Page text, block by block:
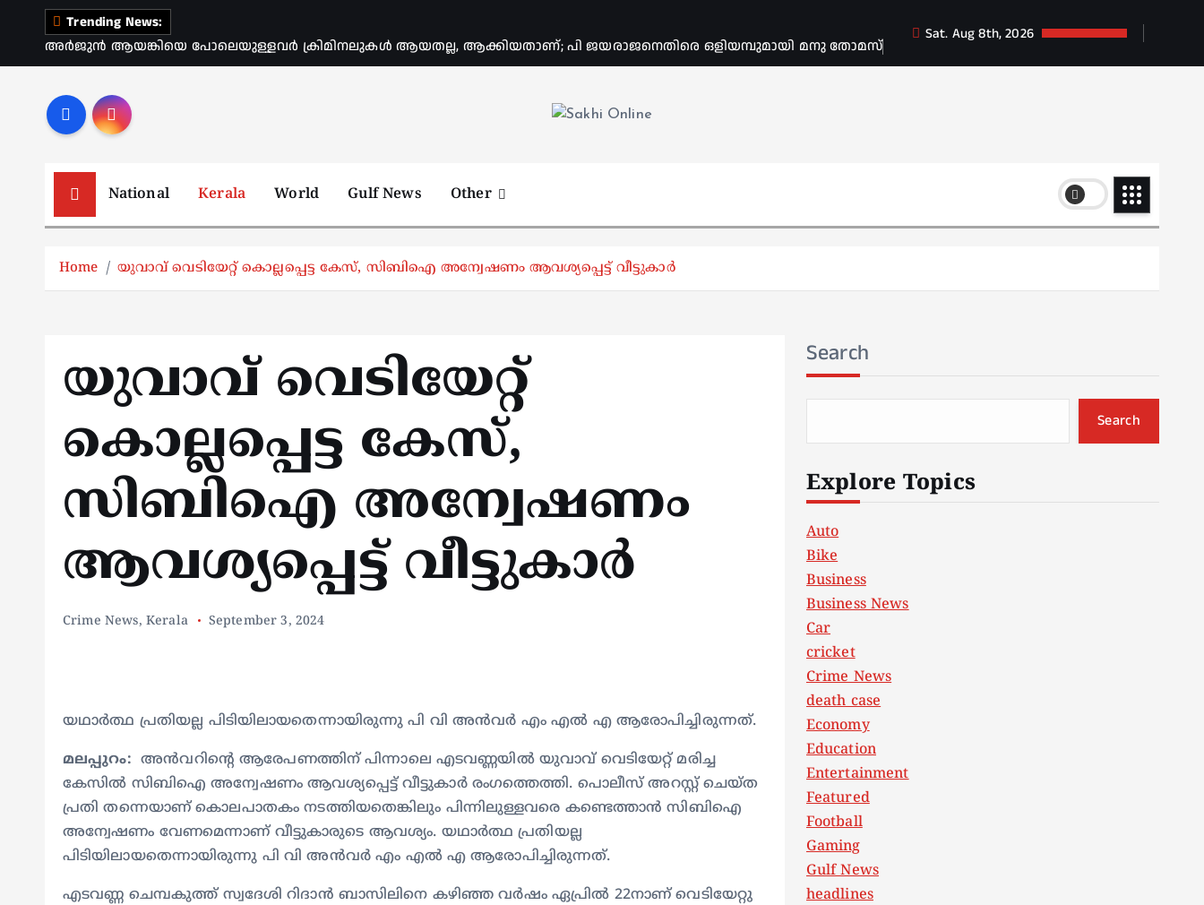
Trending News:
അർജുൻ ആയങ്കിയെ പോലെയുള്ളവർ ക്രിമിനലുകൾ ആയതല്ല, ആക്കിയതാണ്; പി ജയരാജനെതിരെ ഒളിയമ്പുമായി മനു തോമസ്
Sat. Aug 8th, 2026
National Kerala World Gulf News Other
Home യുവാവ് വെടിയേറ്റ് കൊല്ലപ്പെട്ട കേസ്, സിബിഐ അന്വേഷണം ആവശ്യപ്പെട്ട് വീട്ടുകാര്‍
യുവാവ് വെടിയേറ്റ്
കൊല്ലപ്പെട്ട കേസ്,
സിബിഐ അന്വേഷണം
ആവശ്യപ്പെട്ട് വീട്ടുകാര്‍
Crime News, Kerala September 3, 2024
യഥാര്‍ത്ഥ പ്രതിയല്ല പിടിയിലായതെന്നായിരുന്നു പി വി അൻവര്‍ എം എല്‍ എ ആരോപിച്ചിരുന്നത്.
മലപ്പുറം:അൻവറിന്റെ ആരേപണത്തിന് പിന്നാലെ എടവണ്ണയിൽ യുവാവ് വെടിയേറ്റ് മരിച്ച
കേസില്‍ സിബിഐ അന്വേഷണം ആവശ്യപ്പെട്ട് വീട്ടുകാര്‍ രംഗത്തെത്തി. പൊലീസ് അറസ്റ്റ് ചെയ്ത
പ്രതി തന്നെയാണ് കൊലപാതകം നടത്തിയതെങ്കിലും പിന്നിലുള്ളവരെ കണ്ടെത്താൻ സിബിഐ
അന്വേഷണം വേണമെന്നാണ് വീട്ടുകാരുടെ ആവശ്യം. യഥാര്‍ത്ഥ പ്രതിയല്ല
പിടിയിലായതെന്നായിരുന്നു പി വി അൻവര്‍ എം എല്‍ എ ആരോപിച്ചിരുന്നത്.
എടവണ്ണ ചെമ്പകുത്ത് സ്വദേശി റിദാൻ ബാസിലിനെ കഴിഞ്ഞ വര്‍ഷം ഏപ്രിൽ 22നാണ് വെടിയേറ്റു
Search
Search
Explore Topics
Auto
Bike
Business
Business News
Car
cricket
Crime News
death case
Economy
Education
Entertainment
Featured
Football
Gaming
Gulf News
headlines